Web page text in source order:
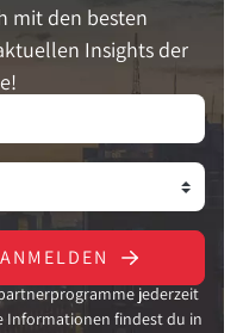
mit den besten
Insights der
jederzeit
Informationen findest du in